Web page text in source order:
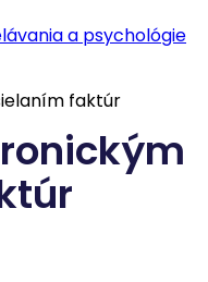
a psychológie
faktúr